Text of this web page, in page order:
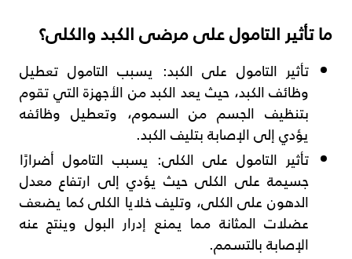
ما تأثير التامول على مرضى الكبد والكلى؟
تأثير التامول على الكبد: يسبب التامول تعطيل
وظائف الكبد، حيث يعد الكبد من الأجهزة التي تقوم
بتنظيف الجسم من السموم، وتعطيل وظائفه
يؤدي إلى الإصابة بتليف الكبد.
تأثير التامول على الكلى: يسبب التامول أضرارًا
جسيمة على الكلى حيث يؤدي إلى ارتفاع معدل
الدهون على الكلى، وتليف خلايا الكلى كما يضعف
عضلات المثانة مما يمنع إدرار البول وينتج عنه
الإصابة بالتسمم.